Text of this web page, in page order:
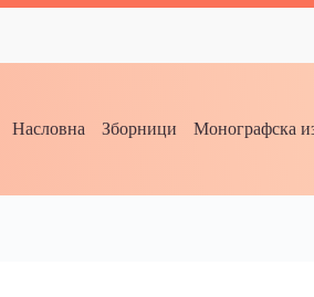
Насловна Зборници Монографска